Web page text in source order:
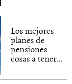
Los mejores
planes de
pensiones
cosas a tener...